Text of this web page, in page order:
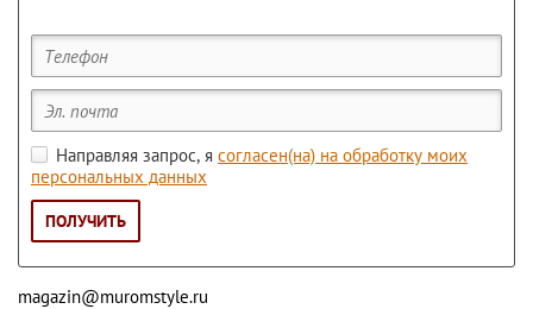
Направляя запрос, я согласен(на) на обработку моих
персональных данных
ПОЛУЧИТЬ
magazin@muromstyle.ru